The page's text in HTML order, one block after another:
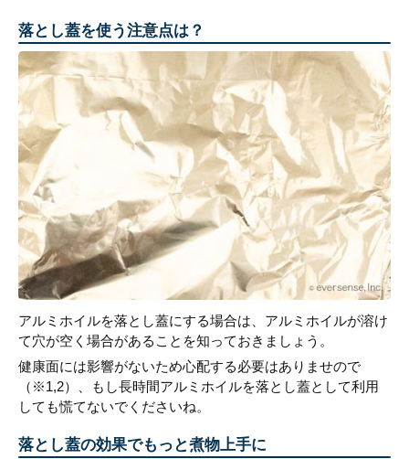
落とし蓋を使う注意点は？
アルミホイルを落とし蓋にする場合は、アルミホイルが溶け
て穴が空く場合があることを知っておきましょう。
健康面には影響がないため心配する必要はありませので
（※1,2）、もし長時間アルミホイルを落とし蓋として利用
しても慌てないでくださいね。
落とし蓋の効果でもっと煮物上手に